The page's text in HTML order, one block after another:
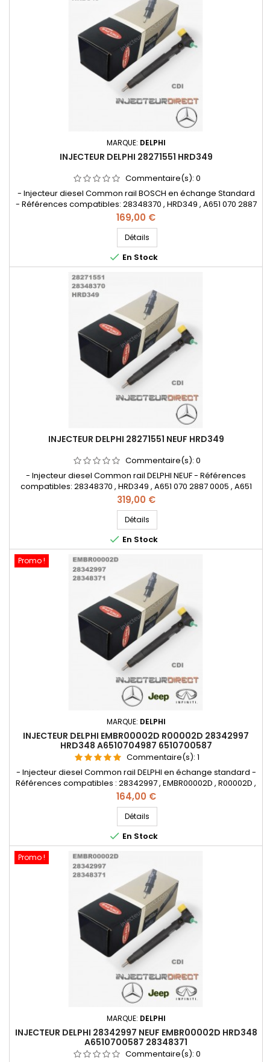
MARQUE: DELPHI
INJECTEUR DELPHI 28271551 HRD349
Commentaire(s): 0
- Injecteur diesel Common rail BOSCH en échange Standard
- Références compatibles: 28348370 , HRD349 , A651 070 2887
0005 , A651 070 2887 , A65107028870005 , A6510702887 - Pour
motorisation Mercedes Benz 2.2 CDI
Prix
169,00 €
Détails
 En Stock
INJECTEUR DELPHI 28271551 NEUF HRD349
Commentaire(s): 0
- Injecteur diesel Common rail DELPHI NEUF - Références
compatibles: 28348370 , HRD349 , A651 070 2887 0005 , A651
070 2887 , A65107028870005 , A6510702887 - Pour motorisation
Mercedes Benz 2.2 CDI
Prix
319,00 €
Détails
 En Stock
Promo !
MARQUE: DELPHI
INJECTEUR DELPHI EMBR00002D R00002D 28342997
HRD348 A6510704987 6510700587
Commentaire(s): 1
- Injecteur diesel Common rail DELPHI en échange standard -
Références compatibles : 28342997 , EMBR00002D , R00002D ,
28348371 , A651 070 4987 , A651 070 4987 0005 , A6510700587
, A6510704987, A65107049870005 , A6510700587 , 6510700587 -
Pour motorisation Mercedes Benz CDI - Pièce d'origine et
garantie
Prix
164,00 €
Détails
 En Stock
Promo !
MARQUE: DELPHI
INJECTEUR DELPHI 28342997 NEUF EMBR00002D HRD348
A6510700587 28348371
Commentaire(s): 0